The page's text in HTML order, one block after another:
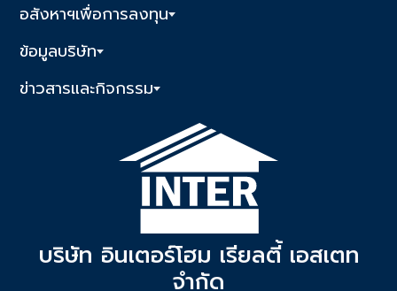
อสังหาฯเพื่อการลงทุน
ข้อมูลบริษัท
ข่าวสารและกิจกรรม
บริษัท อินเตอร์โฮม เรียลตี้ เอสเตท
จำกัด